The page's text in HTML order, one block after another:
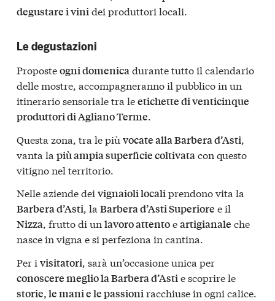
degustare i vinidei produttori locali.
Le degustazioni
Proposteogni domenicadurante tutto il calendario
delle mostre, accompagneranno il pubblico in un
itinerario sensoriale tra leetichette di venticinque
produttori di Agliano Terme.
Questa zona, tra le più vocate alla Barbera d’Asti,
vanta la più ampia superficie coltivatacon questo
vitigno nel territorio.
Nelle aziende dei vignaioli localiprendono vita la
Barbera d’Asti, la Barbera d’Asti Superiore e il
Nizza, frutto di un lavoro attentoeartigianale che
nasce in vigna e si perfeziona in cantina.
Per i visitatori, sarà un’occasione unica per
conoscere meglio la Barbera d’Astie scoprire le
storie, le mani e le passioniracchiuse in ogni calice.